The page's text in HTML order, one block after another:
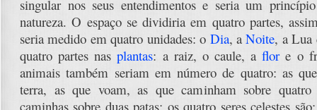
singular nos seus entendimentos e seria um
natureza. O espaço se dividiria em quatro partes,
seria medido em quatro unidades: o Dia, aNoite, a Lua
quatro partes nasplantas: a raiz, o caule, aflore o
animais também seriam em número de quatro: as
terra, as que voam, as que caminham sobre
caminhas sobre duas patas; os quatro seres celestes